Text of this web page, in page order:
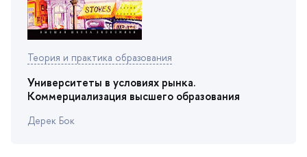
Теория и практика образования
Университеты в условиях рынка.
Коммерциализация высшего образования
Дерек Бок